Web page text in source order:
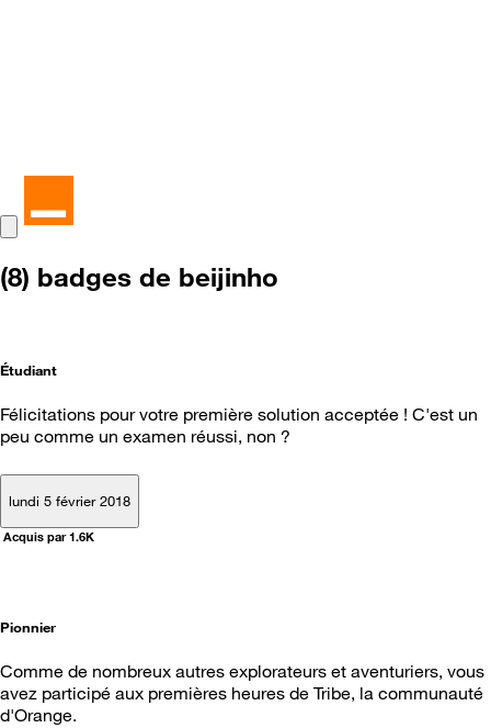
(8) badges de beijinho
Étudiant
Félicitations pour votre première solution acceptée ! C'est un
peu comme un examen réussi, non ?
lundi 5 février 2018
Acquis par 1.6K
Pionnier
Comme de nombreux autres explorateurs et aventuriers, vous
avez participé aux premières heures de Tribe, la communauté
d'Orange.